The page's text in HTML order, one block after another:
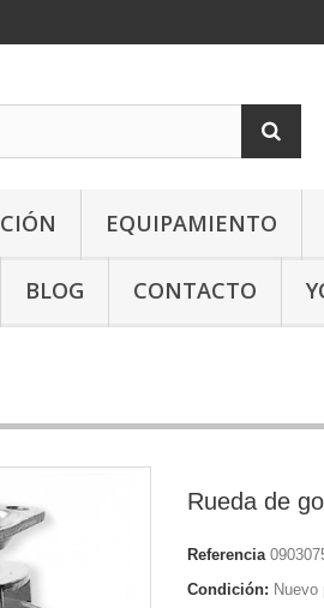
EQUIPAMIENTO
BLOG CONTACTO
Rueda de
Referencia
Condición: Nuevo